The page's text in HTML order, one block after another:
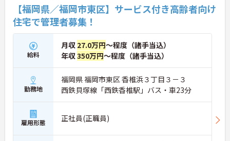
【福岡県／福岡市東区】サービス付き高齢者向け
住宅で管理者募集！
給料
月収 27.0万円～程度（諸手当込）
年収350万円～程度（諸手当込）
勤務地
福岡県 福岡市東区 香椎浜３丁目３－３
西鉄貝塚線「西鉄香椎駅」バス・車23分
雇用形態 正社員(正職員)